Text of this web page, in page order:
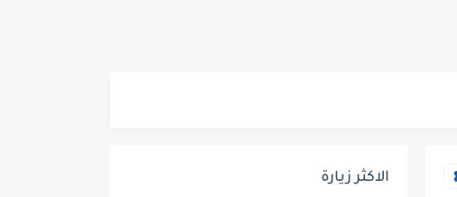
الاكثر زيارة